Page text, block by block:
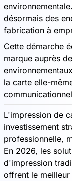
désormais des
fabrication à
Cette démarche
marque auprès
la carte elle-
L'impression de
investissement
professionnelle,
En 2026, les
d'impression
offrent le